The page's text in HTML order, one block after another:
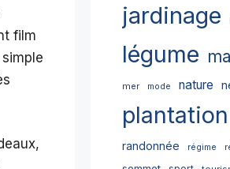
film
jardinage
légume
mer mode nature
plantation
randonnée régime